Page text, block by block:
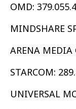
OMD:
MINDSHARE
ARENA
STARCOM:
UNIVERSAL